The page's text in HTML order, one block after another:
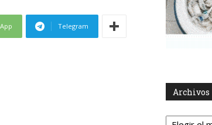
Telegram
Archivos
Archivos